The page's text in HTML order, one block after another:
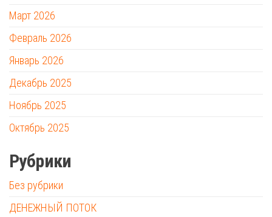
Март 2026
Февраль 2026
Январь 2026
Декабрь 2025
Ноябрь 2025
Октябрь 2025
Рубрики
Без рубрики
ДЕНЕЖНЫЙ ПОТОК